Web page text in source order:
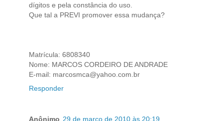
dígitos e pela constância do uso.
Que tal a PREVI promover essa mudança?
Matrícula: 6808340
Nome: MARCOS CORDEIRO DE ANDRADE
E-mail: marcosmca@yahoo.com.br
Responder
Anônimo 29 de março de 2010 às 20:19